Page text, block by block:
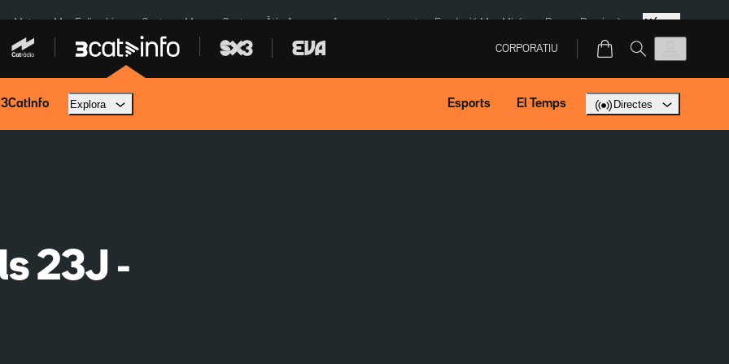
a Meta Mor Felipe Lipe Ceuta Menors Ceuta Àtic Ayuso Aparcament agost Fundació Mas Miró eBay Perpinyà Més
CORPORATIU
3CatInfo Explora Esports El Temps Directes
23J -